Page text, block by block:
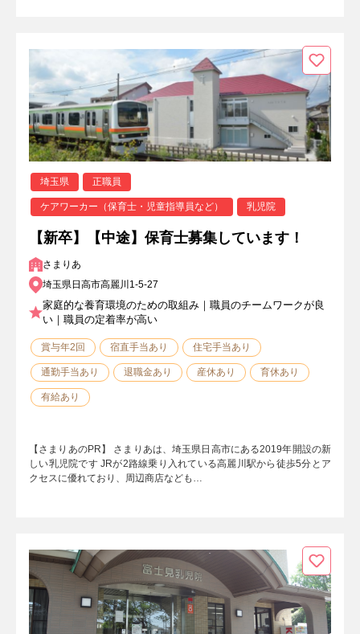
埼玉県 正職員
ケアワーカー（保育士・児童指導員など） 乳児院
【新卒】【中途】保育士募集しています！
さまりあ
埼玉県日高市高麗川1-5-27
家庭的な養育環境のための取組み｜職員のチームワークが良
い｜職員の定着率が高い
賞与年2回 宿直手当あり 住宅手当あり
通勤手当あり 退職金あり 産休あり 育休あり
有給あり
【さまりあのPR】 さまりあは、埼玉県日高市にある2019年開設の新
しい乳児院です JRが2路線乗り入れている高麗川駅から徒歩5分とア
クセスに優れており、周辺商店なども…